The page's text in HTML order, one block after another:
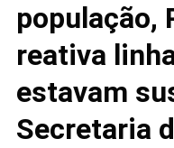
população,
reativa
estavam
Secretaria